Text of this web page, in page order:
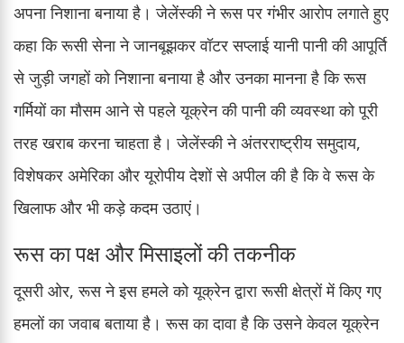
अपना निशाना बनाया है। जेलेंस्की ने रूस पर गंभीर आरोप लगाते हुए
कहा कि रूसी सेना ने जानबूझकर वॉटर सप्लाई यानी पानी की आपूर्ति
से जुड़ी जगहों को निशाना बनाया है और उनका मानना है कि रूस
गर्मियों का मौसम आने से पहले यूक्रेन की पानी की व्यवस्था को पूरी
तरह खराब करना चाहता है। जेलेंस्की ने अंतरराष्ट्रीय समुदाय,
विशेषकर अमेरिका और यूरोपीय देशों से अपील की है कि वे रूस के
खिलाफ और भी कड़े कदम उठाएं।
रूस का पक्ष और मिसाइलों की तकनीक
दूसरी ओर, रूस ने इस हमले को यूक्रेन द्वारा रूसी क्षेत्रों में किए गए
हमलों का जवाब बताया है। रूस का दावा है कि उसने केवल यूक्रेन